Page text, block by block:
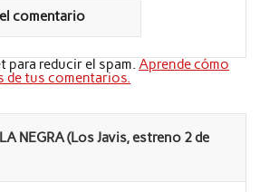
para reducir el spam.Aprende cómo
de tus comentarios.
NEGRA (Los Javis, estreno 2 de